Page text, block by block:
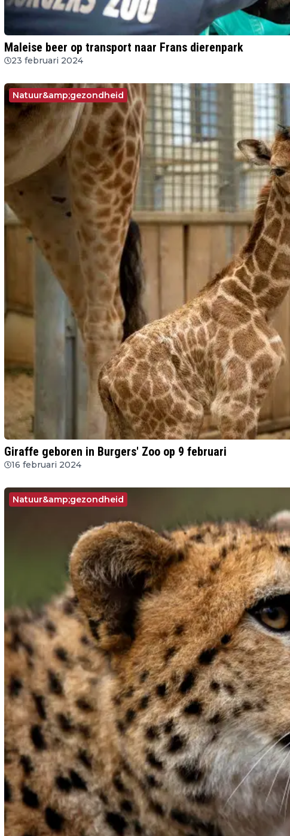
Maleise beer op transport naar Frans dierenpark
23 februari 2024
Natuur&amp;gezondheid
Giraffe geboren in Burgers' Zoo op 9 februari
16 februari 2024
Natuur&amp;gezondheid